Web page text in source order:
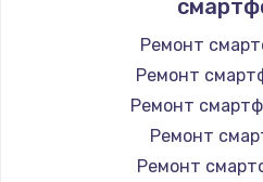
490
Защита
1290
Ремонт
Ремонт
Ремонт
Ремонт
Ремонт